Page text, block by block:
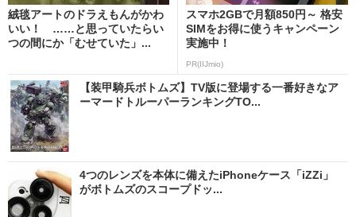
絨毯アートのドラえもんがかわ
いい！ ……と思っていたらい
つの間にか「むせていた」...
スマホ2GBで月額850円～ 格安
SIMをお得に使うキャンペーン
実施中！
PR(IIJmio)
【装甲騎兵ボトムズ】TV版に登場する一番好きなア
ーマードトルーパーランキングTO...
4つのレンズを本体に備えたiPhoneケース「iZZi」
がボトムズのスコープドッ...